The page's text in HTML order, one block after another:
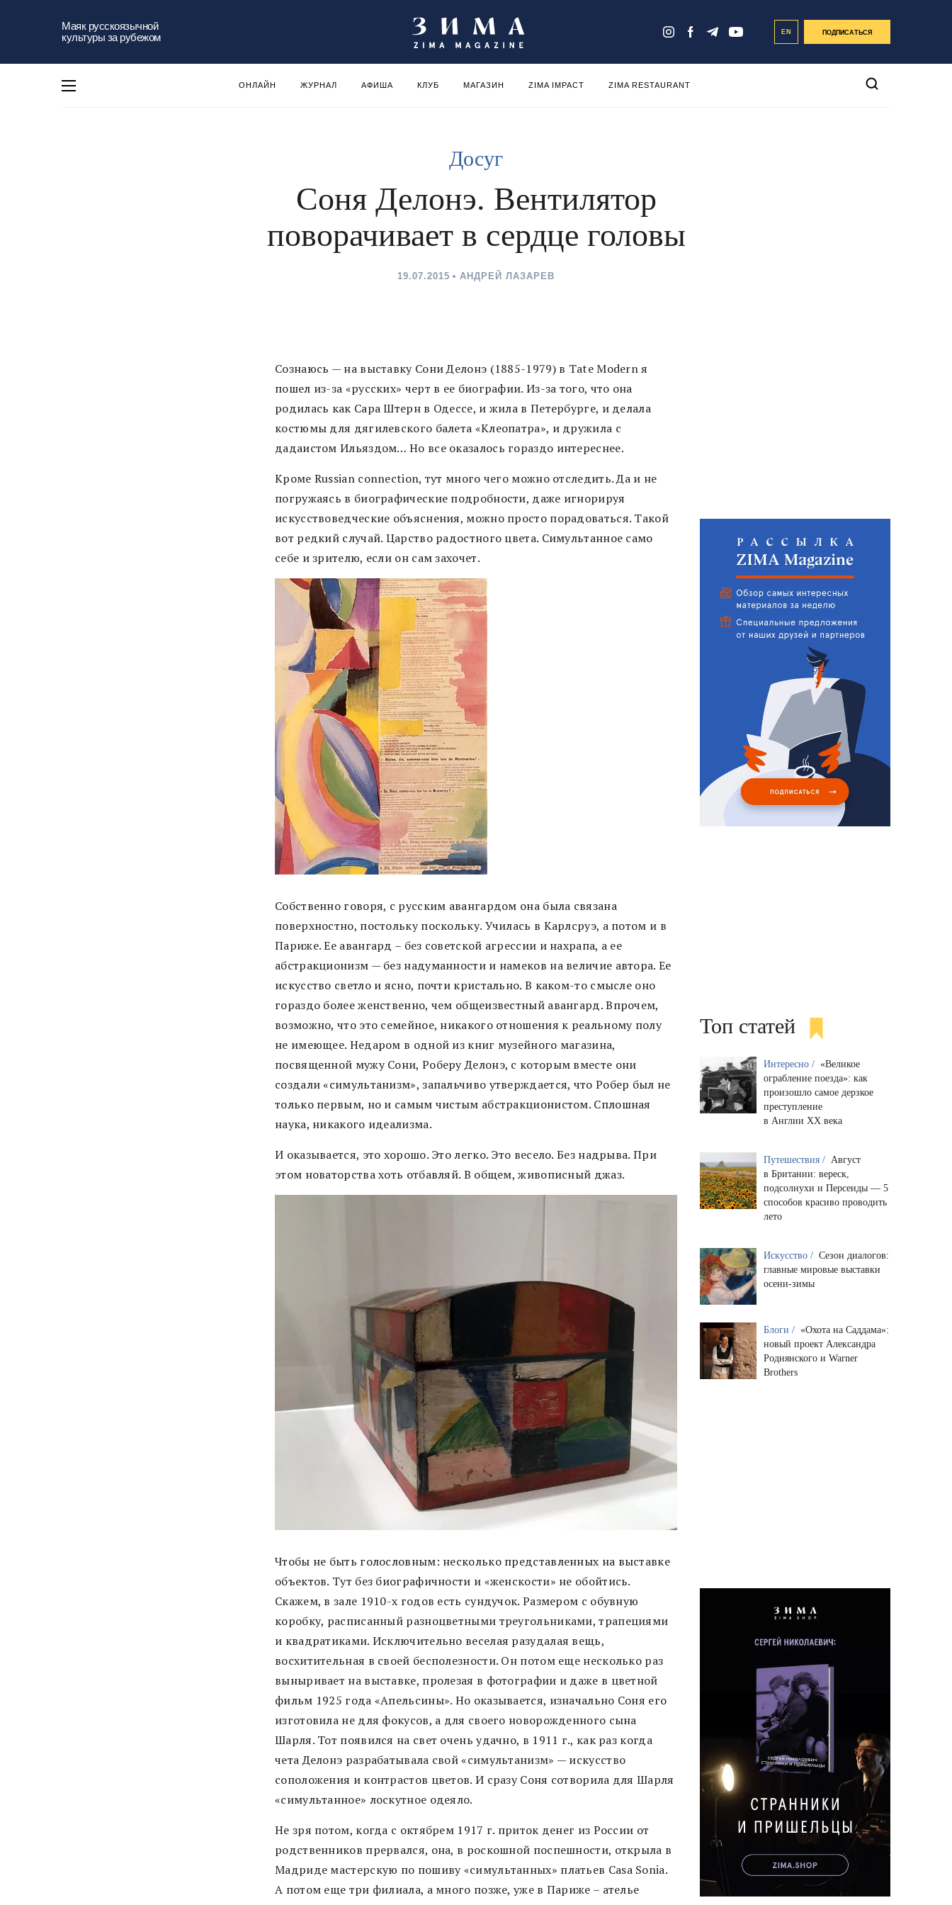
Маяк русскоязычной
культуры за рубежом
EN ПОДПИСАТЬСЯ
ОНЛАЙН ЖУРНАЛ АФИША КЛУБ МАГАЗИН ZIMA IMPACT ZIMA RESTAURANT
Досуг
Соня Делонэ. Вентилятор
поворачивает в сердце головы
19.07.2015 АНДРЕЙ ЛАЗАРЕВ
Сознаюсь — на выставку Сони Делонэ (1885-1979) в Tate Modern я
пошел из-за «русских» черт в ее биографии. Из-за того, что она
родилась как Сара Штерн в Одессе, и жила в Петербурге, и делала
костюмы для дягилевского балета «Клеопатра», и дружила с
дадаистом Ильяздом… Но все оказалось гораздо интереснее.
Кроме Russian connection, тут много чего можно отследить. Да и не
погружаясь в биографические подробности, даже игнорируя
искусствоведческие объяснения, можно просто порадоваться. Такой
вот редкий случай. Царство радостного цвета. Симультанное само
себе и зрителю, если он сам захочет.
Собственно говоря, с русским авангардом она была связана
поверхностно, постольку поскольку. Училась в Карлсруэ, а потом и в
Париже. Ее авангард – без советской агрессии и нахрапа, а ее
абстракционизм — без надуманности и намеков на величие автора. Ее
искусство светло и ясно, почти кристально. В каком-то смысле оно
гораздо более женственно, чем общеизвестный авангард. Впрочем,
возможно, что это семейное, никакого отношения к реальному полу
не имеющее. Недаром в одной из книг музейного магазина,
посвященной мужу Сони, Роберу Делонэ, с которым вместе они
создали «симультанизм», запальчиво утверждается, что Робер был не
только первым, но и самым чистым абстракционистом. Сплошная
наука, никакого идеализма.
И оказывается, это хорошо. Это легко. Это весело. Без надрыва. При
этом новаторства хоть отбавляй. В общем, живописный джаз.
Чтобы не быть голословным: несколько представленных на выставке
объектов. Тут без биографичности и «женскости» не обойтись.
Скажем, в зале 1910-х годов есть сундучок. Размером с обувную
коробку, расписанный разноцветными треугольниками, трапециями
и квадратиками. Исключительно веселая разудалая вещь,
восхитительная в своей бесполезности. Он потом еще несколько раз
выныривает на выставке, пролезая в фотографии и даже в цветной
фильм 1925 года «Апельсины». Но оказывается, изначально Соня его
изготовила не для фокусов, а для своего новорожденного сына
Шарля. Тот появился на свет очень удачно, в 1911 г., как раз когда
чета Делонэ разрабатывала свой «симультанизм» — искусство
соположения и контрастов цветов. И сразу Соня сотворила для Шарля
«симультанное» лоскутное одеяло.
Не зря потом, когда с октябрем 1917 г. приток денег из России от
родственников прервался, она, в роскошной поспешности, открыла в
Мадриде мастерскую по пошиву «симультанных» платьев Casa Sonia.
А потом еще три филиала, а много позже, уже в Париже – ателье
Топ статей
Интересно / «Великое
ограбление поезда»: как
произошло самое дерзкое
преступление
в Англии XX века
Путешествия / Август
в Британии: вереск,
подсолнухи и Персеиды — 5
способов красиво проводить
лето
Искусство / Сезон диалогов:
главные мировые выставки
осени-зимы
Блоги / «Охота на Саддама»:
новый проект Александра
Роднянского и Warner
Brothers